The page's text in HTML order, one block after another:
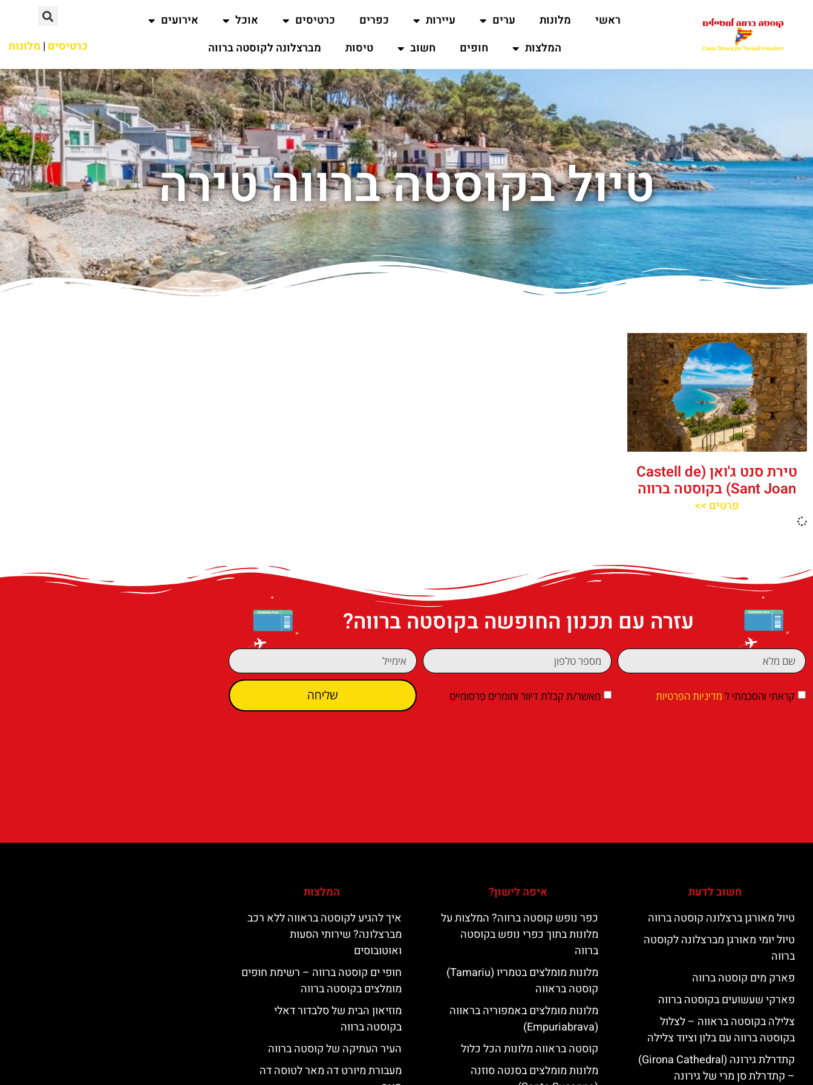
ראשי מלונות ערים עיירות כפרים כרטיסים אוכל
אירועים
המלצות
חופים חשוב טיסות מברצלונה לקוסטה ברווה כרטיסים | מלונות
טיול בקוסטה ברווה טירה
טירת סנט ג'ואן (Castell de
Sant Joan) בקוסטה ברווה
פרטים >>
עזרה עם תכנון החופשה בקוסטה ברווה?
קראתי והסכמתי ל מדיניות הפרטיות מאשר/ת קבלת דיוור וחומרים פרסומיים שליחה
חשוב לדעת
טיול מאורגן ברצלונה קוסטה ברווה
טיול יומי מאורגן מברצלונה לקוסטה
ברווה
פארק מים קוסטה ברווה
פארקי שעשועים בקוסטה ברווה
צלילה בקוסטה בראווה – לצלול
בקוסטה ברווה עם בלון וציוד צלילה
קתדרלת גירונה (Girona Cathedral)
– קתדרלת סן מרי של גירונה
איפה לישון?
כפר נופש קוסטה ברווה? המלצות על
מלונות בתוך כפרי נופש בקוסטה
ברווה
מלונות מומלצים בטמריו (Tamariu)
קוסטה בראווה
מלונות מומלצים באמפוריה בראווה
(Empuriabrava)
קוסטה בראווה מלונות הכל כלול
מלונות מומלצים בסנטה סוזנה
המלצות
איך להגיע לקוסטה בראווה ללא רכב
מברצלונה? שירותי הסעות
ואוטובוסים
חופי ים קוסטה ברווה – רשימת חופים
מומלצים בקוסטה ברווה
מוזיאון הבית של סלבדור דאלי
בקוסטה ברווה
העיר העתיקה של קוסטה ברווה
מעבורת מיורט דה מאר לטוסה דה